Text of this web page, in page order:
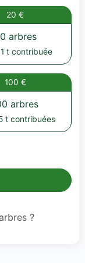
20 €
arbres
1 t contribuée
100 €
arbres
t contribuées
?